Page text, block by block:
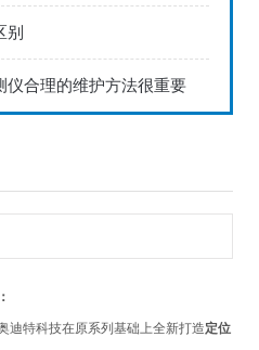
别
仪合理的维护方法很重要
迪特科技在原系列基础上全新打造定位